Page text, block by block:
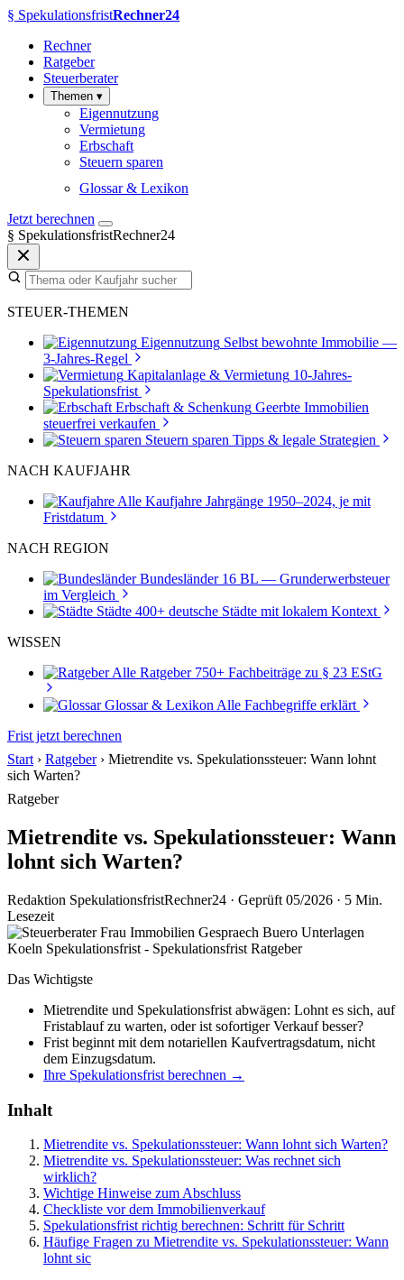
§ SpekulationsfristRechner24
Rechner
Ratgeber
Steuerberater
Themen ▾
Eigennutzung
Vermietung
Erbschaft
Steuern sparen
Glossar & Lexikon
Jetzt berechnen
§ SpekulationsfristRechner24
STEUER-THEMEN
Eigennutzung Selbst bewohnte Immobilie —
3-Jahres-Regel
Kapitalanlage & Vermietung 10-Jahres-
Spekulationsfrist
Erbschaft & Schenkung Geerbte Immobilien
steuerfrei verkaufen
Steuern sparen Tipps & legale Strategien
NACH KAUFJAHR
Alle Kaufjahre Jahrgänge 1950–2024, je mit
Fristdatum
NACH REGION
Bundesländer 16 BL — Grunderwerbsteuer
im Vergleich
Städte 400+ deutsche Städte mit lokalem Kontext
WISSEN
Alle Ratgeber 750+ Fachbeiträge zu § 23 EStG
Glossar & Lexikon Alle Fachbegriffe erklärt
Frist jetzt berechnen
Start › Ratgeber › Mietrendite vs. Spekulationssteuer: Wann lohnt
sich Warten?
Ratgeber
Mietrendite vs. Spekulationssteuer: Wann
lohnt sich Warten?
Redaktion SpekulationsfristRechner24 · Geprüft 05/2026 · 5 Min.
Lesezeit
Das Wichtigste
Mietrendite und Spekulationsfrist abwägen: Lohnt es sich, auf
Fristablauf zu warten, oder ist sofortiger Verkauf besser?
Frist beginnt mit dem notariellen Kaufvertragsdatum, nicht
dem Einzugsdatum.
Ihre Spekulationsfrist berechnen →
Inhalt
Mietrendite vs. Spekulationssteuer: Wann lohnt sich Warten?
Mietrendite vs. Spekulationssteuer: Was rechnet sich
wirklich?
Wichtige Hinweise zum Abschluss
Checkliste vor dem Immobilienverkauf
Spekulationsfrist richtig berechnen: Schritt für Schritt
Häufige Fragen zu Mietrendite vs. Spekulationssteuer: Wann
lohnt sic